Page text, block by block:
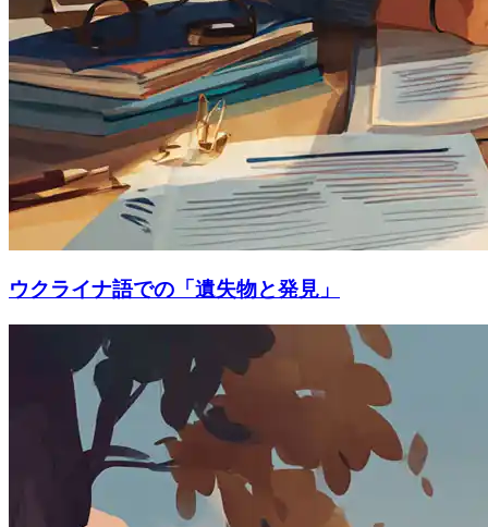
ウクライナ語での「遺失物と発見」